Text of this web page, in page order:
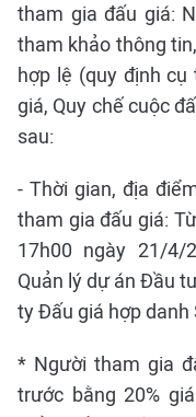
tham gia đấu giá:
tham khảo thông
hợp lệ (quy định
giá, Quy chế cuộc
sau:
- Thời gian, địa
tham gia đấu giá:
17h00 ngày 21/4/
Quản lý dự án Đầu
ty Đấu giá hợp danh
* Người tham gia
trước bằng 20%